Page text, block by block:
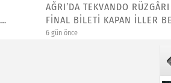
AĞRI’DA TEKVANDO
FİNAL BİLETİ KAPAN İLLER
6 gün önce